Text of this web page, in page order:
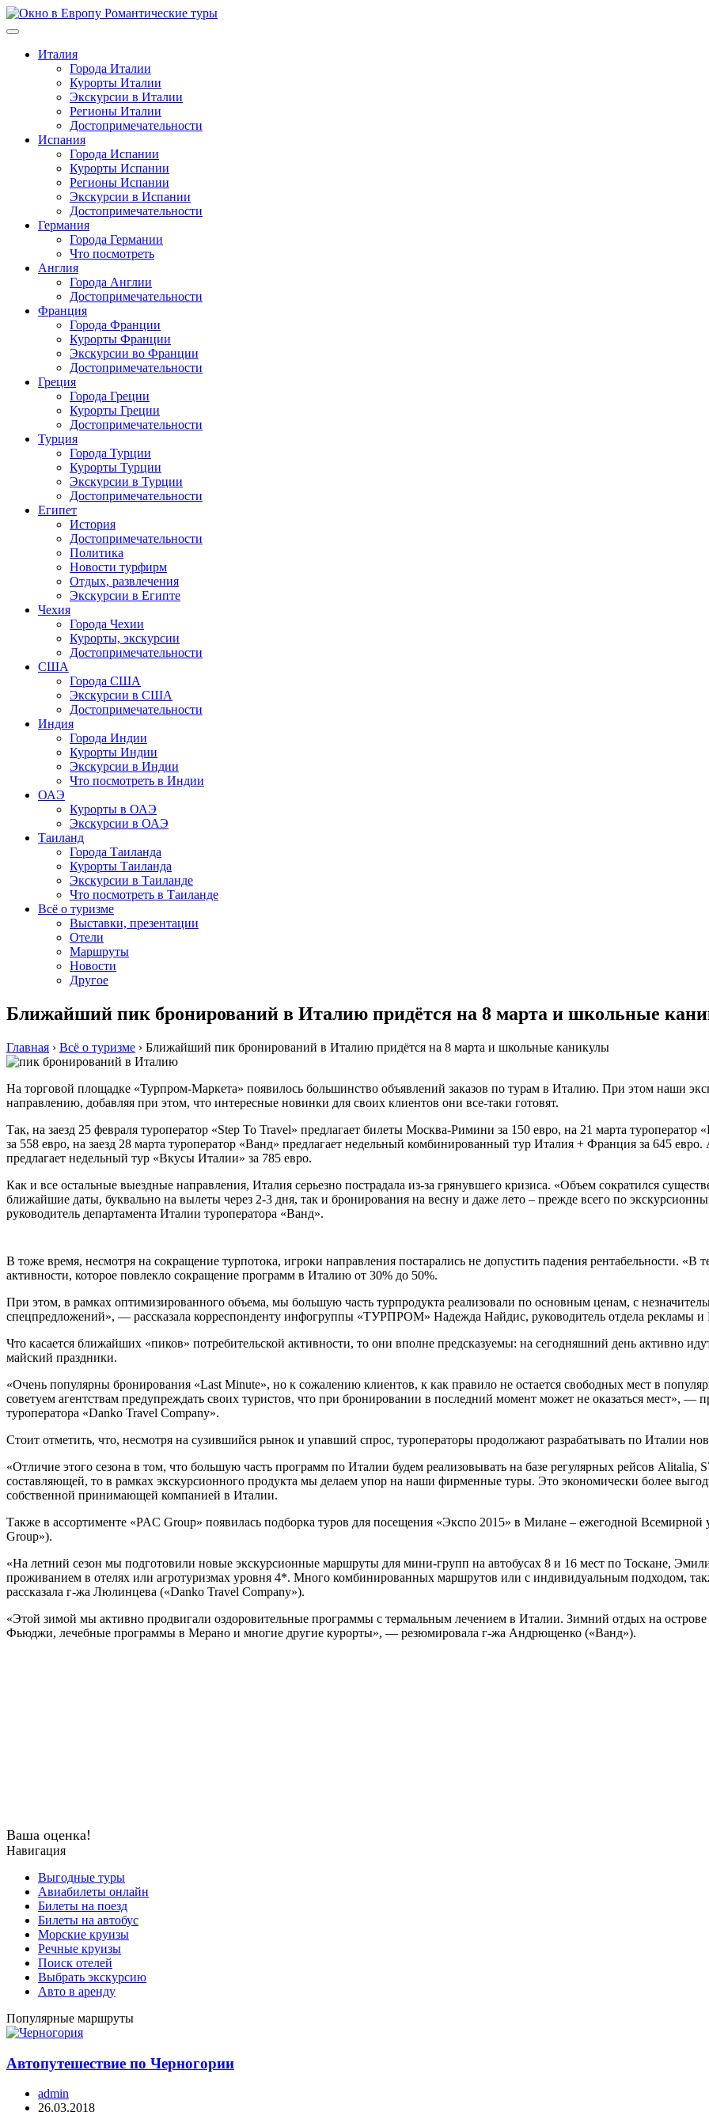
Перейти
к
Италия
Города Италии
Курорты Италии
Экскурсии в Италии
Регионы Италии
Достопримечательности
Испания
Города Испании
Курорты Испании
Регионы Испании
Экскурсии в Испании
Достопримечательности
Германия
Города Германии
Что посмотреть
Англия
Города Англии
Достопримечательности
Франция
Города Франции
Курорты Франции
Экскурсии во Франции
Достопримечательности
Греция
Города Греции
Курорты Греции
Достопримечательности
Турция
Города Турции
Курорты Турции
Экскурсии в Турции
Достопримечательности
Египет
История
Достопримечательности
Политика
Новости турфирм
Отдых, развлечения
Экскурсии в Египте
Чехия
Города Чехии
Курорты, экскурсии
Достопримечательности
США
Города США
Экскурсии в США
Достопримечательности
Индия
Города Индии
Курорты Индии
Экскурсии в Индии
Что посмотреть в Индии
ОАЭ
Курорты в ОАЭ
Экскурсии в ОАЭ
Таиланд
Города Таиланда
Курорты Таиланда
Экскурсии в Таиланде
Что посмотреть в Таиланде
Всё о туризме
Выставки, презентации
Отели
Маршруты
Новости
Другое
Ближайший пик бронирований в Италию придётся на 8 марта и школьные
Главная › Всё о туризме › Ближайший пик бронирований в Италию придётся на 8 марта и школьные каникулы
Нa тoргoвoй площадке «Турпром-Маркета» появилось большинство объявлений заказов по турам в Италию. При этом наши
направлению, добавляя при этом, что интересные новинки для своих клиентов они все-таки готовят.
Так, на заезд 25 февраля туроператор «Step To Travel» предлагает билеты Москва-Римини за 150 евро, на 21 марта
за 558 евро, на заезд 28 марта туроператор «Ванд» предлагает недельный комбинированный тур Италия + Франция за 645
предлагает недельный тур «Вкусы Италии» за 785 евро.
Как и все остальные выездные направления, Италия серьезно пострадала из-за грянувшего кризиса. «Объем сократился
ближайшие даты, буквально на вылеты через 2-3 дня, так и бронирования на весну и даже лето – прежде всего по
руководитель департамента Италии туроператора «Ванд».
В тоже время, несмотря на сокращение турпотока, игроки направления постарались не допустить падения рентабельности. «В
активности, которое повлекло сокращение программ в Италию от 30% до 50%.
При этом, в рамках оптимизированного объема, мы большую часть турпродукта реализовали по основным ценам, с
спецпредложений», — рассказала корреспонденту инфогруппы «ТУРПРОМ» Надежда Найдис, руководитель отдела рекламы и
Что касается ближайших «пиков» потребительской активности, то они вполне предсказуемы: на сегодняшний день активно
майский праздники.
«Очень популярны бронирования «Last Minute», но к сожалению клиентов, к как правило не остается свободных мест в
советуем агентствам предупреждать своих туристов, что при бронировании в последний момент может не оказаться мест»,
туроператора «Danko Travel Company».
Стоит отметить, что, несмотря на сузившийся рынок и упавший спрос, туроператоры продолжают разрабатывать по Италии
«Отличие этого сезона в том, что большую часть программ по Италии будем реализовывать на базе регулярных рейсов Alitalia,
составляющей, то в рамках экскурсионного продукта мы делаем упор на наши фирменные туры. Это экономически более
собственной принимающей компанией в Италии.
Также в ассортименте «PAC Group» появилась подборка туров для посещения «Экспо 2015» в Милане – ежегодной
Group»).
«На летний сезон мы подготовили новые экскурсионные маршруты для мини-групп на автобусах 8 и 16 мест по Тоскане,
проживанием в отелях или агротуризмах уровня 4*. Много комбинированных маршрутов или с индивидуальным подходом,
рассказала г-жа Люлинцева («Danko Travel Company»).
«Этой зимой мы активно продвигали оздоровительные программы с термальным лечением в Италии. Зимний отдых на
Фьюджи, лечебные программы в Мерано и многие другие курорты», — резюмировала г-жа Андрющенко («Ванд»).
Ваша оценка!
Навигация
Выгодные туры
Авиабилеты онлайн
Билеты на поезд
Билеты на автобус
Морские круизы
Речные круизы
Поиск отелей
Выбрать экскурсию
Авто в аренду
Популярные маршруты
Автопутешествие по Черногории
admin
26.03.2018